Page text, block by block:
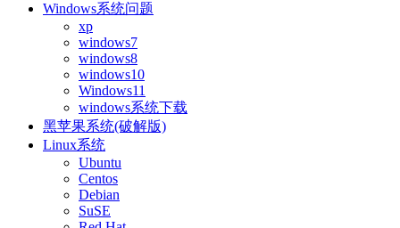
Windows系统问题
xp
windows7
windows8
windows10
Windows11
windows系统下载
黑苹果系统(破解版)
Linux系统
Ubuntu
Centos
Debian
SuSE